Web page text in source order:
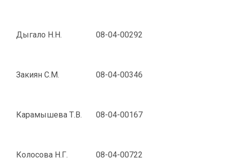
Дыгало Н.Н. 08-04-00292
Закиян С.М. 08-04-00346
Карамышева Т.В. 08-04-00167
Колосова Н.Г. 08-04-00722